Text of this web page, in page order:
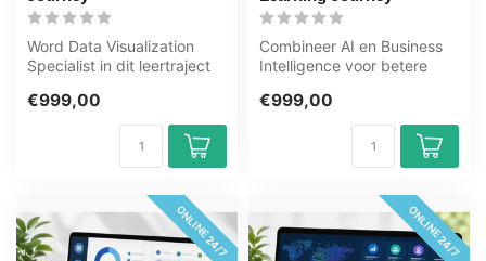
Word Data Visualization
Specialist in dit leertraject
€999,00
Combineer AI en Business
Intelligence voor betere
leertraje...
€999,00
ONLINE 24/7 ONLINE 24/7